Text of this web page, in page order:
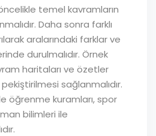
temel kavramların
Daha sonra farklı
aralarındaki farklar ve
durulmalıdır. Örnek
haritaları ve özetler
sağlanmalıdır.
öğrenme kuramları, spor
bilimleri ile